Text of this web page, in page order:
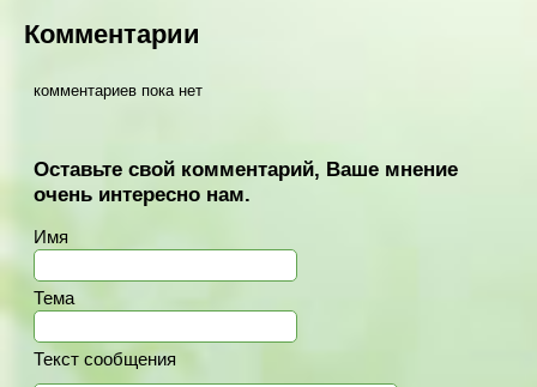
Комментарии
комментариев пока нет
Оставьте свой комментарий, Ваше мнение
очень интересно нам.
Имя
Тема
Текст сообщения